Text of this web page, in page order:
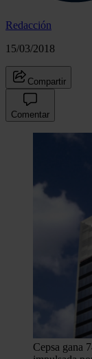
Redacción
15/03/2018
Compartir
Comentar
Cepsa gana